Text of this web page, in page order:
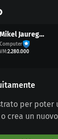
Mikel Jauregizar
Computer
VM:2.280.000
per poter
crea un